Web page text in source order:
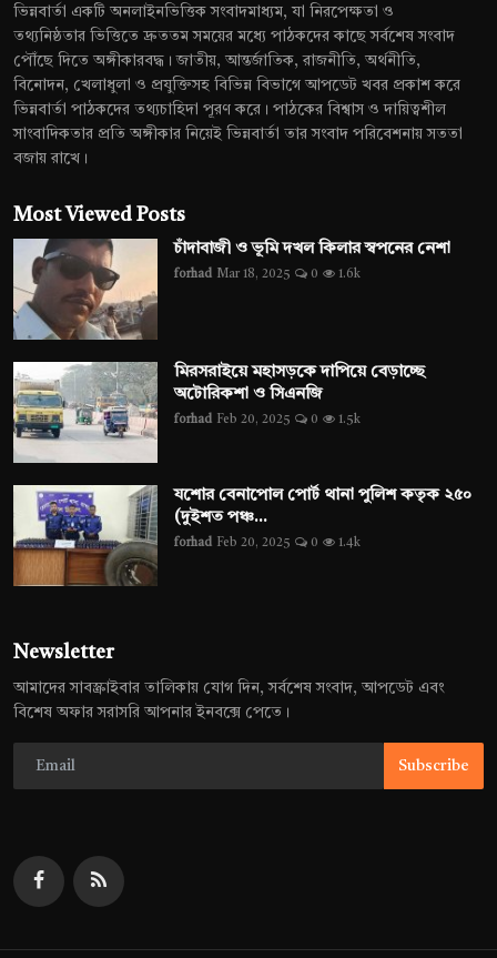
ভিন্নবার্তা একটি অনলাইনভিত্তিক সংবাদমাধ্যম, যা নিরপেক্ষতা ও
তথ্যনিষ্ঠতার ভিত্তিতে দ্রুততম সময়ের মধ্যে পাঠকদের কাছে সর্বশেষ সংবাদ
পৌঁছে দিতে অঙ্গীকারবদ্ধ। জাতীয়, আন্তর্জাতিক, রাজনীতি, অর্থনীতি,
বিনোদন, খেলাধুলা ও প্রযুক্তিসহ বিভিন্ন বিভাগে আপডেট খবর প্রকাশ করে
ভিন্নবার্তা পাঠকদের তথ্যচাহিদা পূরণ করে। পাঠকের বিশ্বাস ও দায়িত্বশীল
সাংবাদিকতার প্রতি অঙ্গীকার নিয়েই ভিন্নবার্তা তার সংবাদ পরিবেশনায় সততা
বজায় রাখে।
Most Viewed Posts
চাঁদাবাজী ও ভূমি দখল কিলার স্বপনের নেশা
forhad Mar 18, 2025 0 1.6k
মিরসরাইয়ে মহাসড়কে দাপিয়ে বেড়াচ্ছে
অটোরিকশা ও সিএনজি
forhad Feb 20, 2025 0 1.5k
যশোর বেনাপোল পোর্ট থানা পুলিশ কতৃক ২৫০
(দুইশত পঞ্চ...
forhad Feb 20, 2025 0 1.4k
Newsletter
আমাদের সাবস্ক্রাইবার তালিকায় যোগ দিন, সর্বশেষ সংবাদ, আপডেট এবং
বিশেষ অফার সরাসরি আপনার ইনবক্সে পেতে।
Subscribe